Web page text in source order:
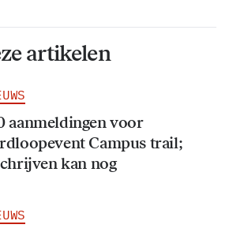
artikelen
aanmeldingen voor
Campus trail;
kan nog